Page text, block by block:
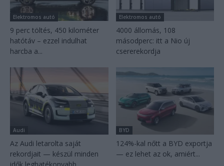
Elektromos autó
9 perc töltés, 450 kilométer
hatótáv – ezzel indulhat
harcba a...
Elektromos autó
4000 állomás, 108
másodperc: itt a Nio új
csererekordja
Audi
Az Audi letarolta saját
rekordjait — készül minden
BYD
124%-kal nőtt a BYD exportja
— ez lehet az ok, amiért...